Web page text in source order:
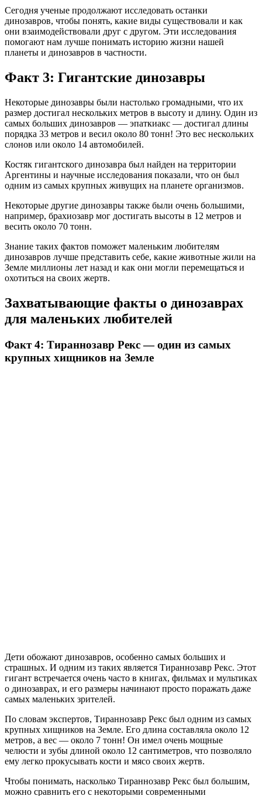
Сегодня ученые продолжают исследовать останки
динозавров, чтобы понять, какие виды существовали и как
они взаимодействовали друг с другом. Эти исследования
помогают нам лучше понимать историю жизни нашей
планеты и динозавров в частности.
Факт 3: Гигантские динозавры
Некоторые динозавры были настолько громадными, что их
размер достигал нескольких метров в высоту и длину. Один из
самых больших динозавров — эпаткиакс — достигал длины
порядка 33 метров и весил около 80 тонн! Это вес нескольких
слонов или около 14 автомобилей.
Костяк гигантского динозавра был найден на территории
Аргентины и научные исследования показали, что он был
одним из самых крупных живущих на планете организмов.
Некоторые другие динозавры также были очень большими,
например, брахиозавр мог достигать высоты в 12 метров и
весить около 70 тонн.
Знание таких фактов поможет маленьким любителям
динозавров лучше представить себе, какие животные жили на
Земле миллионы лет назад и как они могли перемещаться и
охотиться на своих жертв.
Захватывающие факты о динозаврах
для маленьких любителей
Факт 4: Тираннозавр Рекс — один из самых
крупных хищников на Земле
Дети обожают динозавров, особенно самых больших и
страшных. И одним из таких является Тираннозавр Рекс. Этот
гигант встречается очень часто в книгах, фильмах и мультиках
о динозаврах, и его размеры начинают просто поражать даже
самых маленьких зрителей.
По словам экспертов, Тираннозавр Рекс был одним из самых
крупных хищников на Земле. Его длина составляла около 12
метров, а вес — около 7 тонн! Он имел очень мощные
челюсти и зубы длиной около 12 сантиметров, что позволяло
ему легко прокусывать кости и мясо своих жертв.
Чтобы понимать, насколько Тираннозавр Рекс был большим,
можно сравнить его с некоторыми современными